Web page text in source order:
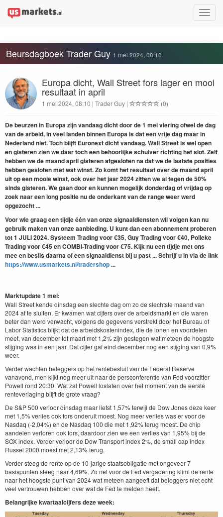
Toggle
Beursdagboek Trader Guy 1 mei 2024, 08:10
Europa dicht, Wall Street fors lager en mooi
resultaat in april
1 mei 2024, 08:10 | Trader Guy | (0)
De beurzen in Europa zijn vandaag dicht door de 1 mei viering ofwel de dag
van de arbeid, in veel landen binnen Europa is dat een vrije dag maar in
Nederland niet. Toch blijft Euronext dicht vandaag. Wall Street is wel open
en gisteren zien we daar toch een behoorlijke schuiver richting het slot. Zelf
hebben we de maand april gisteren afgesloten na dat we de laatste posities
hebben gesloten met wat winst. Zo komt het resultaat over de maand april
uit op een mooie winst, ook over het jaar 2024 zitten we al tegen de 50%
sinds gisteren. We gaan door en kunnen mogelijk donderdag of vrijdag op
zoek naar een long positie nu de onderkant van de range weer werd
opgezocht ...
Voor wie graag een tijdje één van onze signaaldiensten wil volgen kan nu
gebruik maken van onze aanbieding. U kunt dan een abonnement proberen
tot 1 JULI 2024. Systeem Trading voor €35, Guy Trading voor €40, Polleke
Trading voor €45 en COMBI-Trading voor €75. Kijk nu een tijdje met ons
mee en beslis daarna of een signaaldienst bij u past ... Schrijf u in via de link
https://www.usmarkets.nl/tradershop...
Marktupdate 1 mei:
Wall Street kende dinsdag een slechte dag om zo de slechtste maand van
2024 af te sluiten. Er kwamen wat cijfers over de arbeidsmarkt en die waren
beter dan werd verwacht, volgens de gegevens verstrekt door het Bureau of
Labor Statistics blijkt dat de arbeidskostenindex, die de lonen en voordelen
meet, van december tot maart met 1,2% zijn gestegen wat meteen de hoogste
stijging was in een jaar. Dat cijfer gaf eind december nog een stijging van 0,9%
weer.
Verder wachten beleggers op het rentebesluit van de Federal Reserve
vanavond, men kijkt nog meer uit naar de persconferentie van Fed voorzitter
Powell rond 20:30. Wat zal Powell loslaten over het moment van de eerste
renteverlaging blijft de grote vraag?
De S&P 500 verloor dinsdag maar liefst 1,57% terwijl de Dow Jones deze keer
met 1,5% verlies ook fors onderuit moest. Nog meer verlies was er voor de
Nasdaq (-2,04%) en de Nasdaq 100 die met 1,92% terug moest. De chip
aandelen verloren ook fors, daardoor zien we een verlies van 1,95% bij de
SOX index. Verder verloor de Dow Transport index 2%, de small cap index
Russel 2000 moest met 2,13% terug.
Verder steeg de rente op de 10-jarige staatsobligatie met ongeveer 7
basispunten steeg naar 4,69%. Zo net voor de Fed vergadering klimt de rente
naar het hoogste punt van 2024 wat meteen aangeeft dat beleggers niet echt
veel vertrouwen hebben over wat de Fed te melden heeft.
Belangrijke kwartaalcijfers deze week: